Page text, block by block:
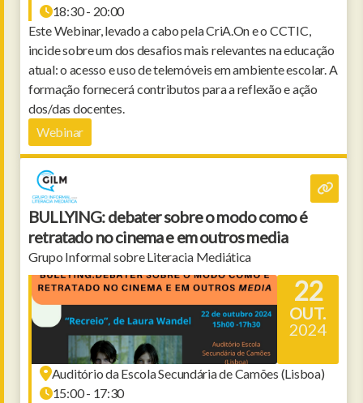
18:30 - 20:00
Este Webinar, levado a cabo pela CriA.On e o CCTIC,
incide sobre um dos desafios mais relevantes na educação
atual: o acesso e uso de telemóveis em ambiente escolar. A
formação fornecerá contributos para a reflexão e ação
dos/das docentes.
Webinar
BULLYING: debater sobre o modo como é
retratado no cinema e em outros media
Grupo Informal sobre Literacia Mediática
22
OUT.
2024
Auditório da Escola Secundária de Camões (Lisboa)
15:00 - 17:30